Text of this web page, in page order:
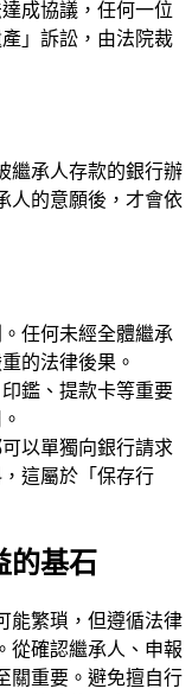
成協議，任何一位
」訴訟，由法院裁
繼承人存款的銀行辦
人的意願後，才會依
任何未經全體繼承
的法律後果。
鑑、提款卡等重要
以單獨向銀行請求
這屬於「保存行
的基石
能繁瑣，但遵循法律
從確認繼承人、申報
關重要。避免擅自行